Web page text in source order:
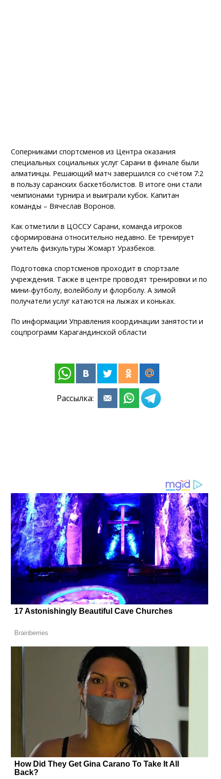
Соперниками спортсменов из Центра оказания
специальных социальных услуг Сарани в финале были
алматинцы. Решающий матч завершился со счётом 7:2
в пользу саранских баскетболистов. В итоге они стали
чемпионами турнира и выиграли кубок. Капитан
команды – Вячеслав Воронов.
Как отметили в ЦОССУ Сарани, команда игроков
сформирована относительно недавно. Ее тренирует
учитель физкультуры Жомарт Уразбеков.
Подготовка спортсменов проходит в спортзале
учреждения. Также в центре проводят тренировки и по
мини-футболу, волейболу и флорболу. А зимой
получатели услуг катаются на лыжах и коньках.
По информации Управления координации занятости и
соцпрограмм Карагандинской области
Рассылка: